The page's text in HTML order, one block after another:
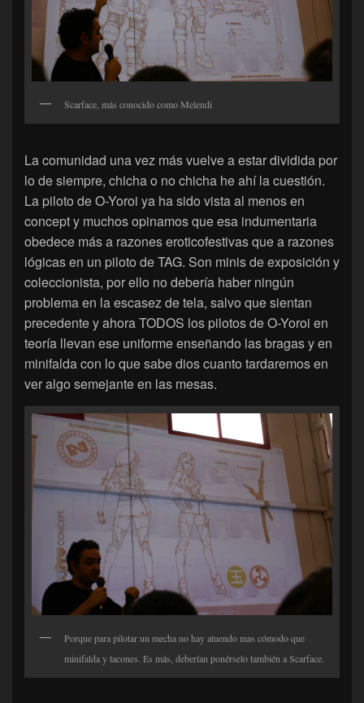
Scarface, más conocido como Melendi
La comunidad una vez más vuelve a estar dividida por
lo de siempre, chicha o no chicha he ahí la cuestión.
La piloto de O-Yoroi ya ha sido vista al menos en
concept y muchos opinamos que esa indumentaria
obedece más a razones eroticofestivas que a razones
lógicas en un piloto de TAG. Son minis de exposición y
coleccionista, por ello no debería haber ningún
problema en la escasez de tela, salvo que sientan
precedente y ahora TODOS los pilotos de O-Yoroi en
teoría llevan ese uniforme enseñando las bragas y en
minifalda con lo que sabe dios cuanto tardaremos en
ver algo semejante en las mesas.
Porque para pilotar un mecha no hay atuendo mas cómodo que
minifalda y tacones. Es más, deberían ponérselo también a Scarface.